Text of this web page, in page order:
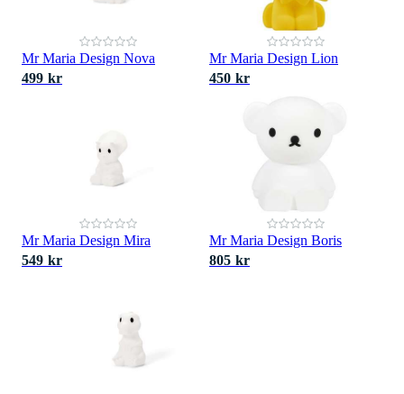
Mr Maria Design Nova
499 kr
Mr Maria Design Lion
450 kr
Mr Maria Design Mira
549 kr
Mr Maria Design Boris
805 kr